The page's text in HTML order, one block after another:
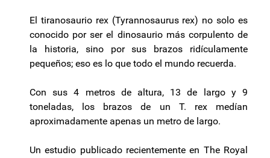
El tiranosaurio rex (Tyrannosaurus rex) no solo es
conocido por ser el dinosaurio más corpulento de
la historia, sino por sus brazos ridículamente
pequeños; eso es lo que todo el mundo recuerda.
Con sus 4 metros de altura, 13 de largo y 9
toneladas, los brazos de un T. rex medían
aproximadamente apenas un metro de largo.
Un estudio publicado recientemente en The Royal